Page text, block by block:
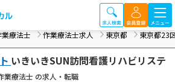
業療法士 作業療法士求人 東京都 東京都23
いきいきSUN訪問看護リハビリステ
業療法士 の求人・転職